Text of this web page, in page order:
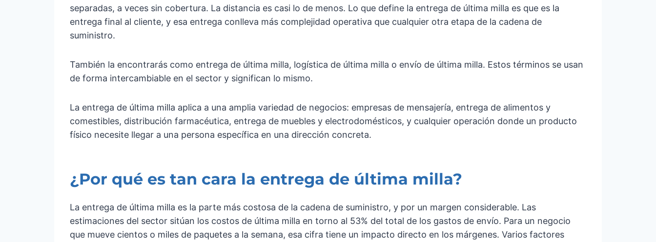
separadas, a veces sin cobertura. La distancia es casi lo de menos. Lo que define la entrega de última milla es que es la
entrega final al cliente, y esa entrega conlleva más complejidad operativa que cualquier otra etapa de la cadena de
suministro.
También la encontrarás como entrega de última milla, logística de última milla o envío de última milla. Estos términos se usan
de forma intercambiable en el sector y significan lo mismo.
La entrega de última milla aplica a una amplia variedad de negocios: empresas de mensajería, entrega de alimentos y
comestibles, distribución farmacéutica, entrega de muebles y electrodomésticos, y cualquier operación donde un producto
físico necesite llegar a una persona específica en una dirección concreta.
¿Por qué es tan cara la entrega de última milla?
La entrega de última milla es la parte más costosa de la cadena de suministro, y por un margen considerable. Las
estimaciones del sector sitúan los costos de última milla en torno al 53% del total de los gastos de envío. Para un negocio
que mueve cientos o miles de paquetes a la semana, esa cifra tiene un impacto directo en los márgenes. Varios factores